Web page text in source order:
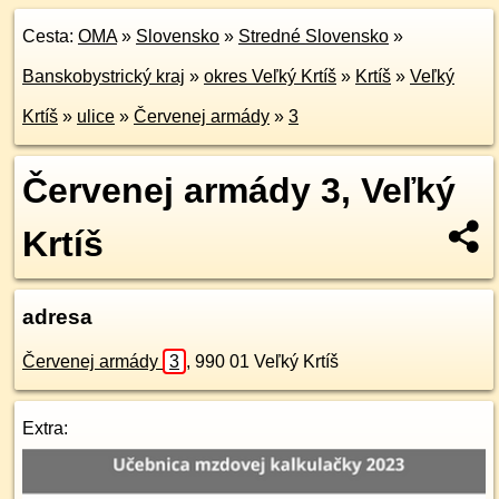
Cesta: OMA» Slovensko » Stredné Slovensko »
Banskobystrický kraj » okres Veľký Krtíš » Krtíš » Veľký
Krtíš » ulice » Červenej armády » 3
Červenej armády 3, Veľký
Krtíš
adresa
Červenej armády 3 , 990 01 Veľký Krtíš
Extra: